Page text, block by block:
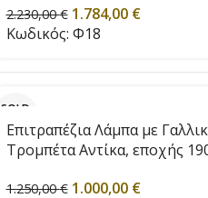
2.230,00€ 1.784,00 €
Κωδικός: Φ18
SOLD
OUT
Επιτραπέζια Λάμπα με
Τρομπέτα Αντίκα, εποχής
1.250,00€ 1.000,00 €